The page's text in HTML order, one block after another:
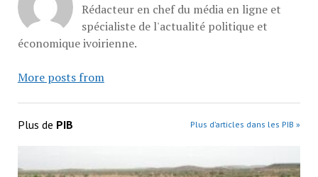
Rédacteur en chef du média en ligne et
spécialiste de l'actualité politique et
économique ivoirienne.
More posts from
Plus de PIB Plus d’articles dans les PIB »